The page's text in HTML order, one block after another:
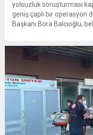
yolsuzluk soruşturması
geniş çaplı bir operasyon
Başkanı Bora Balcıoğlu,
inceleme ve arama